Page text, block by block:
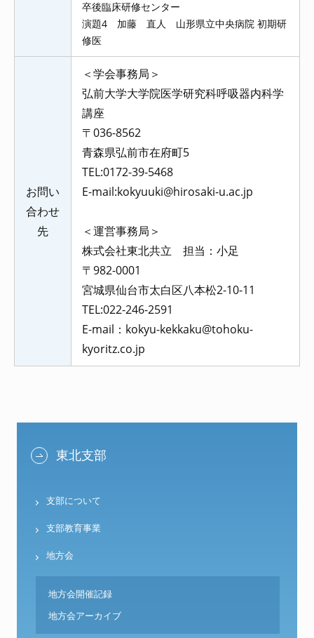
卒後臨床研修センター
演題4 加藤 直人 山形県立中央病院 初期研
修医
お問い
合わせ
先
＜学会事務局＞
弘前大学大学院医学研究科呼吸器内科学
講座
〒036-8562
青森県弘前市在府町5
TEL:0172-39-5468
E-mail:kokyuuki@hirosaki-u.ac.jp
＜運営事務局＞
株式会社東北共立 担当：小足
〒982-0001
宮城県仙台市太白区八本松2-10-11
TEL:022-246-2591
E-mail：kokyu-kekkaku@tohoku-
kyoritz.co.jp
東北支部
支部について
支部教育事業
地方会
地方会開催記録
地方会アーカイブ